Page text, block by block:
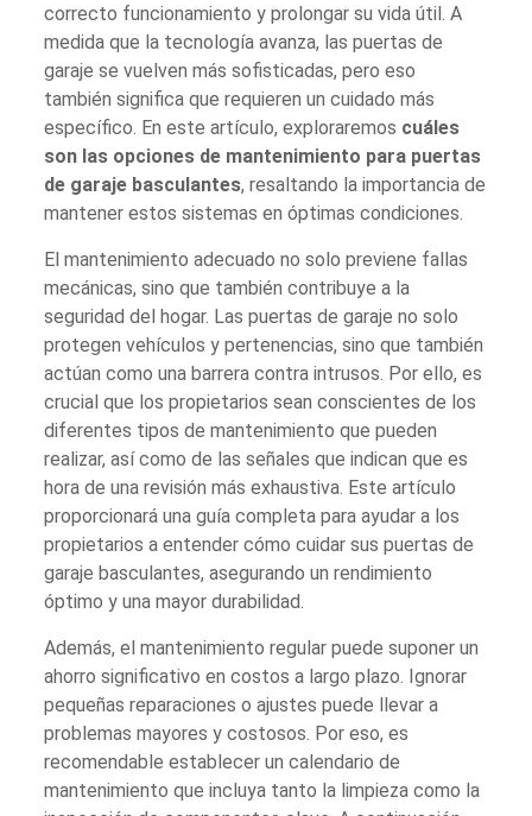
correcto funcionamiento y prolongar su vida útil. A
medida que la tecnología avanza, las puertas de
garaje se vuelven más sofisticadas, pero eso
también significa que requieren un cuidado más
específico. En este artículo, exploraremos cuáles
son las opciones de mantenimiento para puertas
de garaje basculantes, resaltando la importancia de
mantener estos sistemas en óptimas condiciones.
El mantenimiento adecuado no solo previene fallas
mecánicas, sino que también contribuye a la
seguridad del hogar. Las puertas de garaje no solo
protegen vehículos y pertenencias, sino que también
actúan como una barrera contra intrusos. Por ello, es
crucial que los propietarios sean conscientes de los
diferentes tipos de mantenimiento que pueden
realizar, así como de las señales que indican que es
hora de una revisión más exhaustiva. Este artículo
proporcionará una guía completa para ayudar a los
propietarios a entender cómo cuidar sus puertas de
garaje basculantes, asegurando un rendimiento
óptimo y una mayor durabilidad.
Además, el mantenimiento regular puede suponer un
ahorro significativo en costos a largo plazo. Ignorar
pequeñas reparaciones o ajustes puede llevar a
problemas mayores y costosos. Por eso, es
recomendable establecer un calendario de
mantenimiento que incluya tanto la limpieza como la